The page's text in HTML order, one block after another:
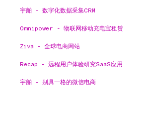
宇舶 - 数字化数据采集CRM
Omnipower - 物联网移动充电宝租赁
Ziva - 全球电商网站
Recap - 远程用户体验研究SaaS应用
宇舶 - 别具一格的微信电商